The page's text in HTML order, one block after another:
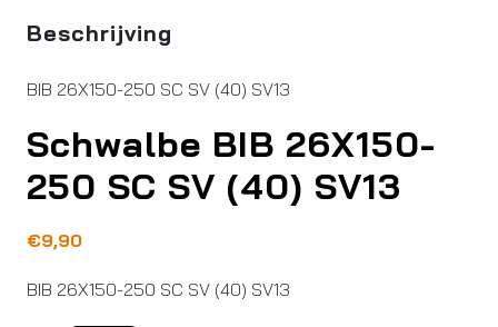
Beschrijving
BIB 26X150-250 SC SV (40) SV13
Schwalbe BIB 26X150-
250 SC SV (40) SV13
€9,90
BIB 26X150-250 SC SV (40) SV13